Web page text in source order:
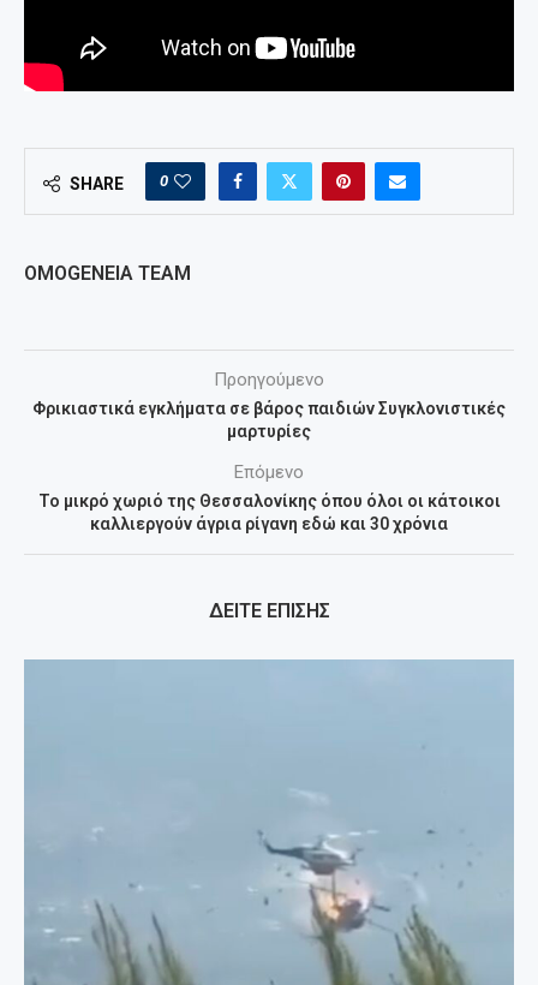
SHARE 0
OMOGENEIA TEAM
Προηγούμενο
Φρικιαστικά εγκλήματα σε βάρος παιδιών Συγκλονιστικές
μαρτυρίες
Επόμενο
Το μικρό χωριό της Θεσσαλονίκης όπου όλοι οι κάτοικοι
καλλιεργούν άγρια ρίγανη εδώ και 30 χρόνια
ΔΕΙΤΕ ΕΠΙΣΗΣ